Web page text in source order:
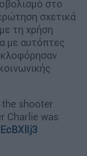
στο
σχετικά
τη χρήση
με αυτόπτες
shooter
Charlie was